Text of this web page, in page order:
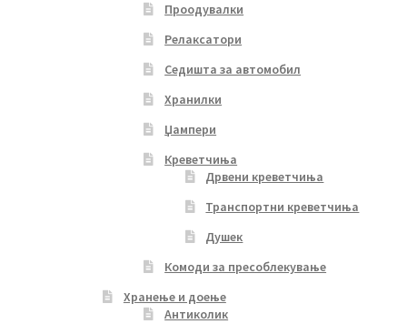
Проодувалки
Релаксатори
Седишта за автомобил
Хранилки
Џампери
Креветчиња
Дрвени креветчиња
Транспортни креветчиња
Душек
Комоди за пресоблекување
Хранење и доење
Антиколик